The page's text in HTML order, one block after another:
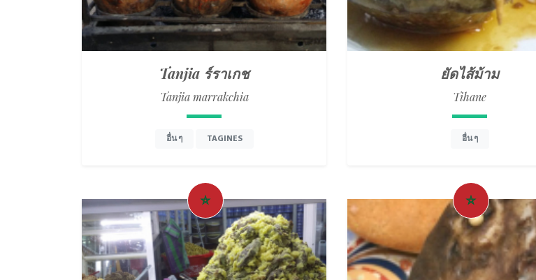
Tanjia ร์ราเกช
Tanjia marrakchia
อื่น ๆ TAGINES
ยัดไส้ม้าม
Tihane
อื่น ๆ